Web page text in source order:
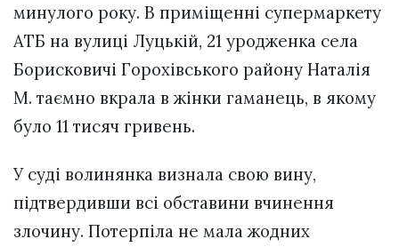
минулого року. В приміщенні супермаркету
АТБ на вулиці Луцькій, 21 уродженка села
Борисковичі Горохівського району Наталія
М. таємно вкрала в жінки гаманець, в якому
було 11 тисяч гривень.
У суді волинянка визнала свою вину,
підтвердивши всі обставини вчинення
злочину. Потерпіла не мала жодних